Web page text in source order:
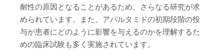
耐性の原因となることがあるため、さらなる研究が求
められています。また、アパルタミドの初期段階の投
与が患者にどのように影響を与えるのかを理解するた
めの臨床試験も多く実施されています。